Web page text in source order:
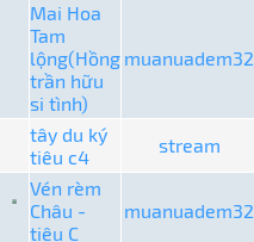
Mai Hoa
Tam
lộng(Hồng
trần hữu
si tình)
muanuadem32
tây du ký
tiêu c4
stream
Vén rèm
Châu -
tiêu C
muanuadem32